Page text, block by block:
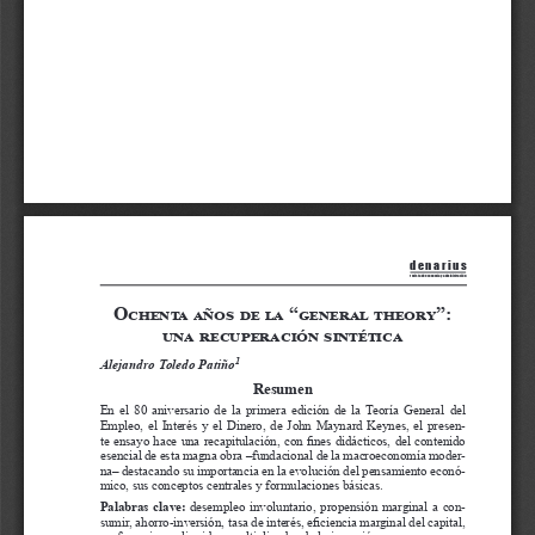
d e n a r i u s
revista de economía y administración
Ochenta años de la “general theory”:
una recuperación sintética
Alejandro Toledo Patiño1
Resumen
En  el  80  aniversario  de  la  primera  edición  de  la  Teoría  General  del
Empleo,  el  Interés  y  el  Dinero,  de  John  Maynard  Keynes,  el  presen-
te ensayo hace una recapitulación, con fines didácticos, del contenido
esencial de esta magna obra ‒fundacional de la macroeconomía moder-
na‒ destacando su importancia en la evolución del pensamiento econó-
mico, sus conceptos centrales y formulaciones básicas.
Palabras  clave:
  desempleo  involuntario,  propensión  marginal  a  con
-
sumir, ahorro-inversión, tasa de interés, eficiencia marginal del capital,